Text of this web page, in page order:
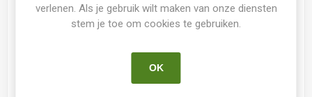
verlenen. Als je gebruik wilt maken van onze diensten
stem je toe om cookies te gebruiken.
OK